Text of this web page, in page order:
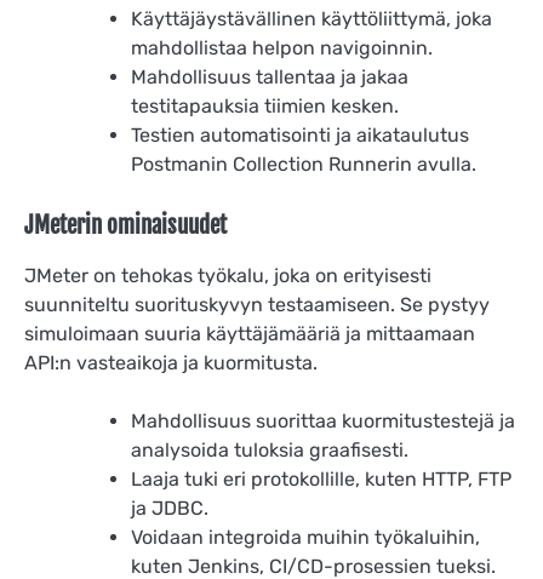
Käyttäjäystävällinen käyttöliittymä, joka
mahdollistaa helpon navigoinnin.
Mahdollisuus tallentaa ja jakaa
testitapauksia tiimien kesken.
Testien automatisointi ja aikataulutus
Postmanin Collection Runnerin avulla.
JMeterin ominaisuudet
JMeter on tehokas työkalu, joka on erityisesti
suunniteltu suorituskyvyn testaamiseen. Se pystyy
simuloimaan suuria käyttäjämääriä ja mittaamaan
API:n vasteaikoja ja kuormitusta.
Mahdollisuus suorittaa kuormitustestejä ja
analysoida tuloksia graafisesti.
Laaja tuki eri protokollille, kuten HTTP, FTP
ja JDBC.
Voidaan integroida muihin työkaluihin,
kuten Jenkins, CI/CD-prosessien tueksi.